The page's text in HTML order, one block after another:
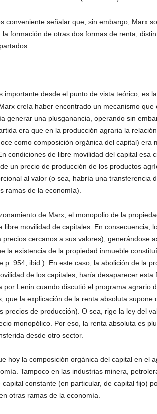
conveniente señalar que, sin embargo, Marx
formación de otras dos formas de renta,
importante desde el punto de vista teórico, es
creía haber encontrado un mecanismo que
generar una plusganancia, operando sin
era que en la producción agraria la
como composición orgánica del capital) era
condiciones de libre movilidad del capital esa
un precio de producción de los productos
al valor (o sea, habría una transferencia
ramas de la economía).
de Marx, el monopolio de la
libre movilidad de capitales. En consecuencia,
cercanos a sus valores), generándose
la existencia de la propiedad inmueble
p. 954, ibid.). En este caso, la abolición de la
de los capitales, haría desaparecer esta
por Lenin cuando discutió el programa agrario
que la explicación de la renta absoluta supone
precios de producción). O sea, rige la ley del
monopólico. Por eso, la renta absoluta es
desde otro sector.
hoy la composición orgánica del capital en el
Tampoco en las industrias minera,
capital constante (en particular, de capital fijo)
otras ramas de la economía.